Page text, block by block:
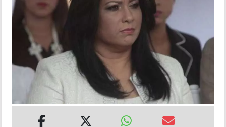
MUNDO
INSÓLITAS